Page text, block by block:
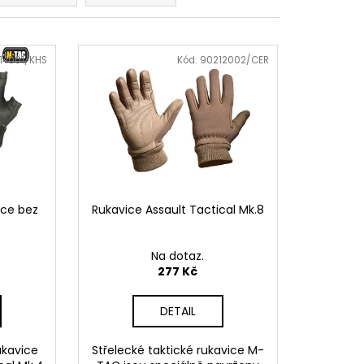
bez
KHS
Rukavice Assault Tactical Mk.8
Na dotaz.
277 Kč
DETAIL
Střelecké taktické rukavice M-
Kód: 90212002/CER
KUŠÍ 16" - 1 KS